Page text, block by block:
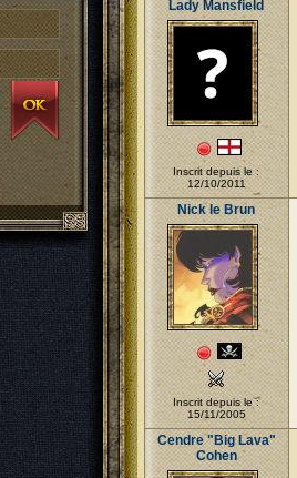
Lady Mansfield
Inscrit depuis le :
12/10/2011
Nick le Brun
Inscrit depuis le :
15/11/2005
Cendre "Big Lava"
Cohen